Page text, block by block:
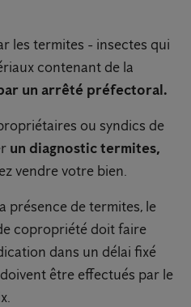
les termites - insectes qui
contenant de la
un arrêté préfectoral.
ou syndics de
un diagnostic termites,
vendre votre bien.
présence de termites, le
copropriété doit faire
dans un délai fixé
être effectués par le